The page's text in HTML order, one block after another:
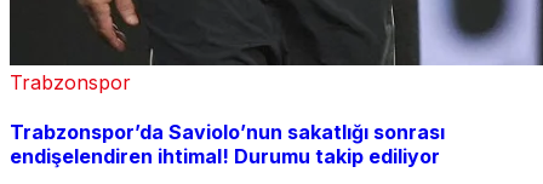
Trabzonspor
Trabzonspor’da Saviolo’nun sakatlığı sonrası
endişelendiren ihtimal! Durumu takip ediliyor